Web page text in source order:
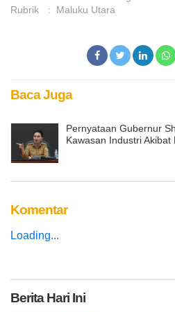
Rubrik
: Maluku Utara
Baca Juga
Pernyataan Gubernur
Kawasan Industri Akibat
Komentar
Loading...
BeritaHari Ini